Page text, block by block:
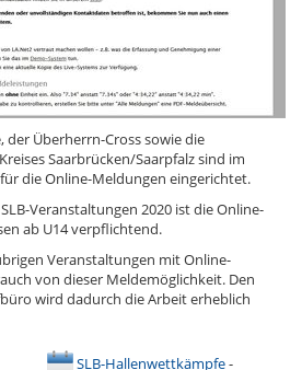
der Überherrn-Cross sowie die
Saarbrücken/Saarpfalz sind im
für die Online-Meldungen eingerichtet.
Veranstaltungen 2020 ist die Online-
ab U14 verpflichtend.
Veranstaltungen mit Online-
von dieser Meldemöglichkeit. Den
wird dadurch die Arbeit erheblich
SLB-Hallenwettkämpfe-